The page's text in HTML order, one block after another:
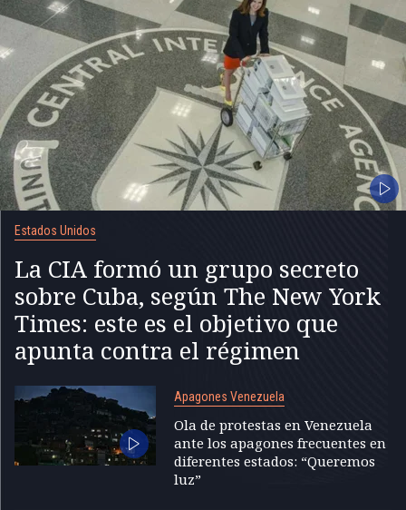
Estados Unidos
La CIA formó un grupo secreto
sobre Cuba, según The New York
Times: este es el objetivo que
apunta contra el régimen
Apagones Venezuela
Ola de protestas en Venezuela
ante los apagones frecuentes en
diferentes estados: “Queremos
luz”